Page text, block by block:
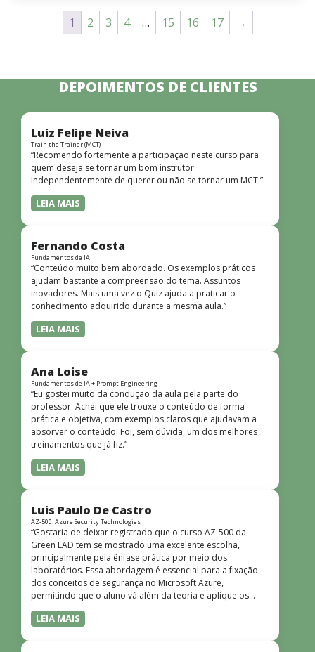
1 2 3 4 … 15 16 17 →
DEPOIMENTOS DE CLIENTES
Luiz Felipe Neiva
Train the Trainer (MCT)
“Recomendo fortemente a participação neste curso para
quem deseja se tornar um bom instrutor.
Independentemente de querer ou não se tornar um MCT.”
LEIA MAIS
Fernando Costa
Fundamentos de IA
“Conteúdo muito bem abordado. Os exemplos práticos
ajudam bastante a compreensão do tema. Assuntos
inovadores. Mais uma vez o Quiz ajuda a praticar o
conhecimento adquirido durante a mesma aula.”
LEIA MAIS
Ana Loise
Fundamentos de IA + Prompt Engineering
“Eu gostei muito da condução da aula pela parte do
professor. Achei que ele trouxe o conteúdo de forma
prática e objetiva, com exemplos claros que ajudavam a
absorver o conteúdo. Foi, sem dúvida, um dos melhores
treinamentos que já fiz.”
LEIA MAIS
Luis Paulo De Castro
AZ-500: Azure Security Technologies
“Gostaria de deixar registrado que o curso AZ-500 da
Green EAD tem se mostrado uma excelente escolha,
principalmente pela ênfase prática por meio dos
laboratórios. Essa abordagem é essencial para a fixação
dos conceitos de segurança no Microsoft Azure,
permitindo que o aluno vá além da teoria e aplique os
conhecimentos em cenários reais e simulados. Outro
ponto muito positivo é a didática do curso. O conteúdo é
LEIA MAIS